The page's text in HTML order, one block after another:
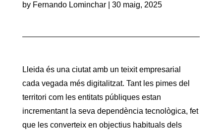
by Fernando Lominchar| 30 maig, 2025
Lleida és una ciutat amb un teixit empresarial
cada vegada més digitalitzat. Tant les pimes del
territori com les entitats públiques estan
incrementant la seva dependència tecnològica, fet
que les converteix en objectius habituals dels